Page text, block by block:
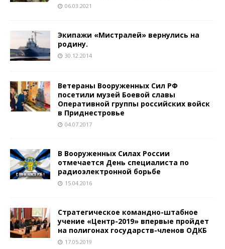
06.03.2021
Экипажи «Мистралей» вернулись на
родину.
30.12.2014
Ветераны Вооруженных Сил РФ
посетили музей Боевой славы
Оперативной группы российских войск
в Приднестровье
04.07.2017
В Вооруженных Силах России
отмечается День специалиста по
радиоэлектронной борьбе
15.04.2016
Стратегическое командно-штабное
учение «Центр-2019» впервые пройдет
на полигонах государств-членов ОДКБ
17.05.2019